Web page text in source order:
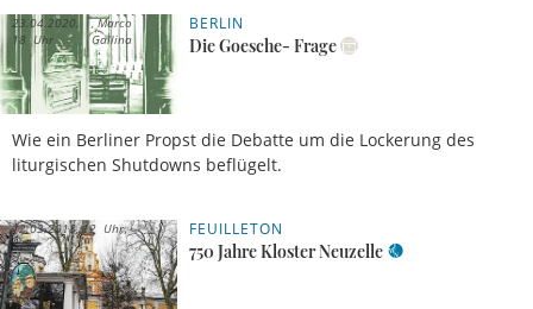
BERLIN
Die Goesche- Frage
Wie ein Berliner Propst die Debatte um die Lockerung des
liturgischen Shutdowns beflügelt.
23.04.2020,
18 Uhr
Marco
Gallina
FEUILLETON
750 Jahre Kloster Neuzelle
12.03.2018, 12 Uhr